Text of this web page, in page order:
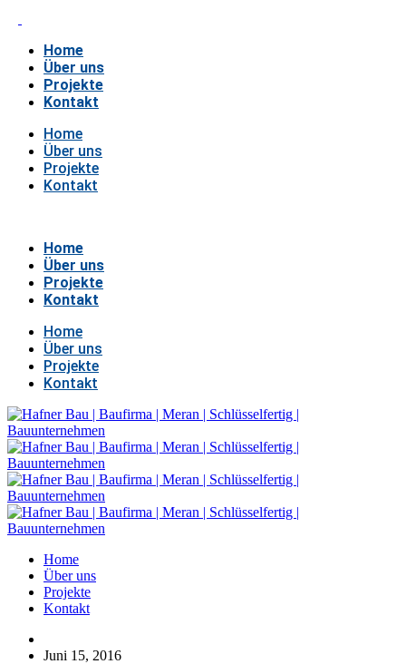
Home
Über uns
Projekte
Kontakt
Home
Über uns
Projekte
Kontakt
Home
Über uns
Projekte
Kontakt
Home
Über uns
Projekte
Kontakt
Home
Über uns
Projekte
Kontakt
Juni 15, 2016